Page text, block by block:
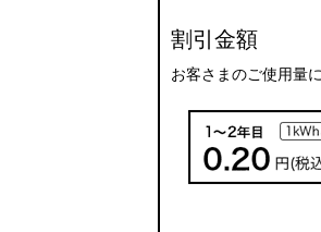
割引金額
お客さまのご使用量